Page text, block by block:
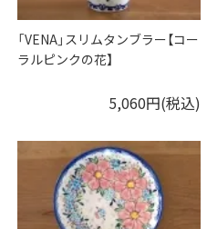
「VENA」スリムタンブラー【コー
ラルピンクの花】
5,060円(税込)